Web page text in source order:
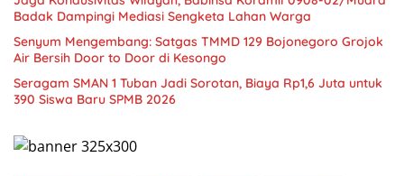
Badak Dampingi Mediasi Sengketa Lahan Warga
Senyum Mengembang: Satgas TMMD 129 Bojonegoro Grojok
Air Bersih Door to Door di Kesongo
Seragam SMAN 1 Tuban Jadi Sorotan, Biaya Rp1,6 Juta untuk
390 Siswa Baru SPMB 2026